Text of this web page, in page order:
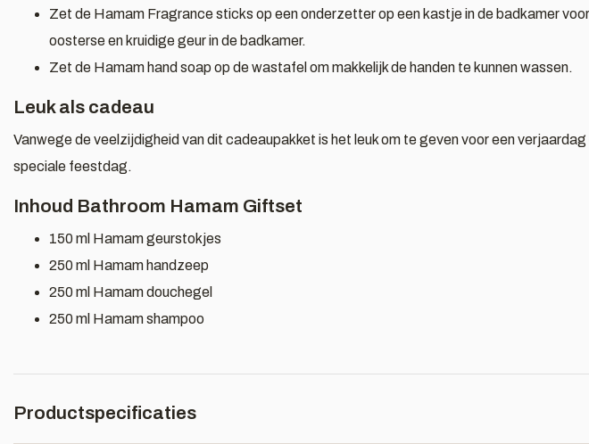
Zet de Hamam Fragrance sticks op een onderzetter op een kastje in de badkamer
oosterse en kruidige geur in de badkamer.
Zet de Hamam hand soap op de wastafel om makkelijk de handen te kunnen wassen.
Leuk als cadeau
Vanwege de veelzijdigheid van dit cadeaupakket is het leuk om te geven voor een
speciale feestdag.
Inhoud Bathroom Hamam Giftset
150 ml Hamam geurstokjes
250 ml Hamam handzeep
250 ml Hamam douchegel
250 ml Hamam shampoo
Productspecificaties